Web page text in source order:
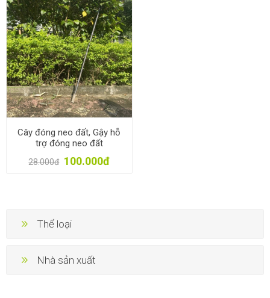
Cây đóng neo đất, Gậy hỗ
trợ đóng neo đất
28.000đ 100.000đ
Thể loại
Nhà sản xuất